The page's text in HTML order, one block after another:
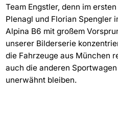
Team Engstler, denn im
Plenagl und Florian Spengler
Alpina B6 mit großem
unserer Bilderserie
die Fahrzeuge aus München
auch die anderen
unerwähnt bleiben.